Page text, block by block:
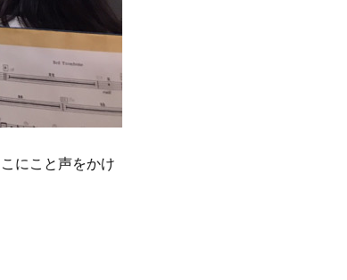
にこと声をかけ